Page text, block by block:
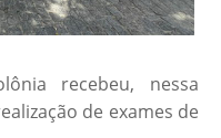
recebeu, nessa
de exames de